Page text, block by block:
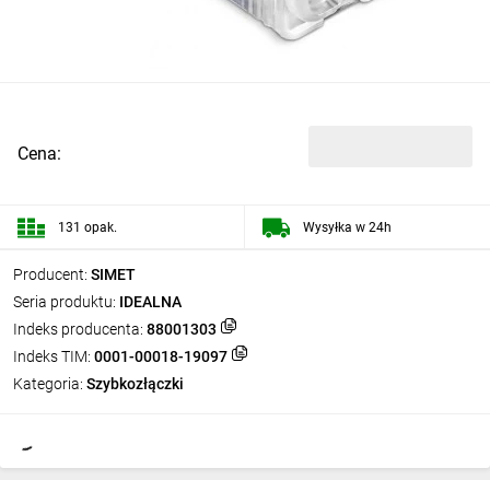
Producent: SIMET
Seria produktu: IDEALNA
Indeks producenta: 88001303
Indeks TIM: 0001-00018-19097
Kategoria: Szybkozłączki
Cena:
131 opak. Wysyłka w 24h